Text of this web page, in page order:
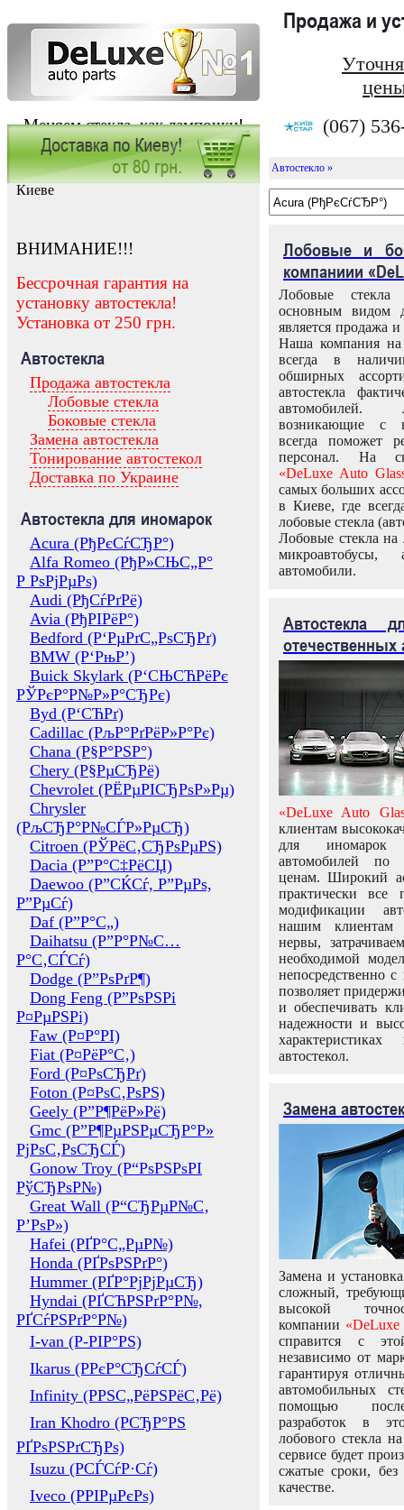
Меняем стекла, как лампочки!
Продажа и
(067)
Заказать установку автостекла в
Киеве
ВНИМАНИЕ!!!
Бессрочная гарантия на
установку автостекла!
Установка от 250 грн.
Автостекла
Продажа автостекла
Лобовые стекла
Боковые стекла
Замена автостекла
Тонирование автостекол
Доставка по Украине
Автостекла для иномарок
Acura (РђРєСѓСЂР°)
Alfa Romeo (РђР»СЊС„Р°
Р РѕРјРµРѕ)
Audi (РђСѓРґРё)
Avia (РђРІРёР°)
Bedford (Р‘РµРґС„РѕСЂРґ)
BMW (Р‘РњР’)
Buick Skylark (Р‘СЊСЋРёРє
РЎРєР°Р№Р»Р°СЂРє)
Byd (Р‘СЋРґ)
Cadillac (РљР°РґРёР»Р°Рє)
Chana (Р§Р°РЅР°)
Chery (Р§РµСЂРё)
Chevrolet (РЁРµРІСЂРѕР»Рµ)
Chrysler
(РљСЂР°Р№СЃР»РµСЂ)
Citroen (РЎРёС‚СЂРѕРµРЅ)
Dacia (Р”Р°С‡РёСЏ)
Daewoo (Р”СЌСѓ, Р”РµРѕ,
Р”РµСѓ)
Daf (Р”Р°С„)
Daihatsu (Р”Р°Р№С…
Р°С‚СЃСѓ)
Dodge (Р”РѕРґР¶)
Dong Feng (Р”РѕРЅРі
Р¤РµРЅРі)
Faw (Р¤Р°РІ)
Fiat (Р¤РёР°С‚)
Ford (Р¤РѕСЂРґ)
Foton (Р¤РѕС‚РѕРЅ)
Geely (Р”Р¶РёР»Рё)
Gmc (Р”Р¶РµРЅРµСЂР°Р»
РјРѕС‚РѕСЂСЃ)
Gonow Troy (Р“РѕРЅРѕРІ
РўСЂРѕР№)
Great Wall (Р“СЂРµР№С‚
Р’РѕР»)
Hafei (РҐР°С„РµР№)
Honda (РҐРѕРЅРґР°)
Hummer (РҐР°РјРјРµСЂ)
Hyndai (РҐСЋРЅРґР°Р№,
РҐСѓРЅРґР°Р№)
I-van (Р-РІР°РЅ)
Ikarus (РРєР°СЂСѓСЃ)
Infinity (РРЅС„РёРЅРёС‚Рё)
Iran Khodro (РСЂР°РЅ
РҐРѕРЅРґСЂРѕ)
Isuzu (РСЃСѓР·Сѓ)
Iveco (РРІРµРєРѕ)
Автостекло »
Лобовые и
компаниии
Лобовые
основным видом
является продажа и
Наша компания на
всегда в
обширных
автостекла
возникающие с
всегда поможет
персонал. На
«DeLuxe Auto
самых больших
в Киеве, где
лобовые стекла
Лобовые стекла на
микроавтобусы,
автомобили.
Автостекла
отечественных
«DeLuxe Auto
клиентам
для иномарок
автомобилей
ценам. Широкий
практически все
модификации
нашим клиентам
нервы,
необходимой
непосредственно
позволяет
и обеспечивать
надежности и
автостекол.
Замена
Замена и
сложный,
высокой
компании «DeLuxe
справится с
независимо от
гарантируя
автомобильных
помощью
разработок в
лобового стекла
сервисе будет
сжатые сроки,
качестве.